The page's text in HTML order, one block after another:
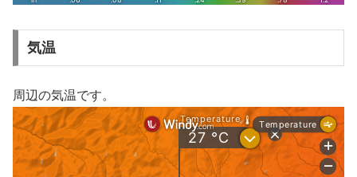
気温
周辺の気温です。